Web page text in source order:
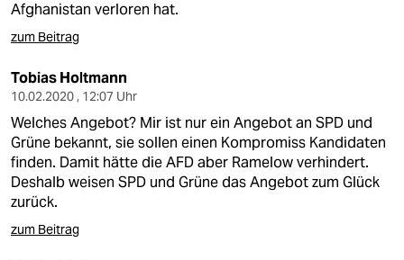
Afghanistan verloren hat.
zum Beitrag
Tobias Holtmann
10.02.2020 , 12:07 Uhr
Welches Angebot? Mir ist nur ein Angebot an SPD und
Grüne bekannt, sie sollen einen Kompromiss Kandidaten
finden. Damit hätte die AFD aber Ramelow verhindert.
Deshalb weisen SPD und Grüne das Angebot zum Glück
zurück.
zum Beitrag